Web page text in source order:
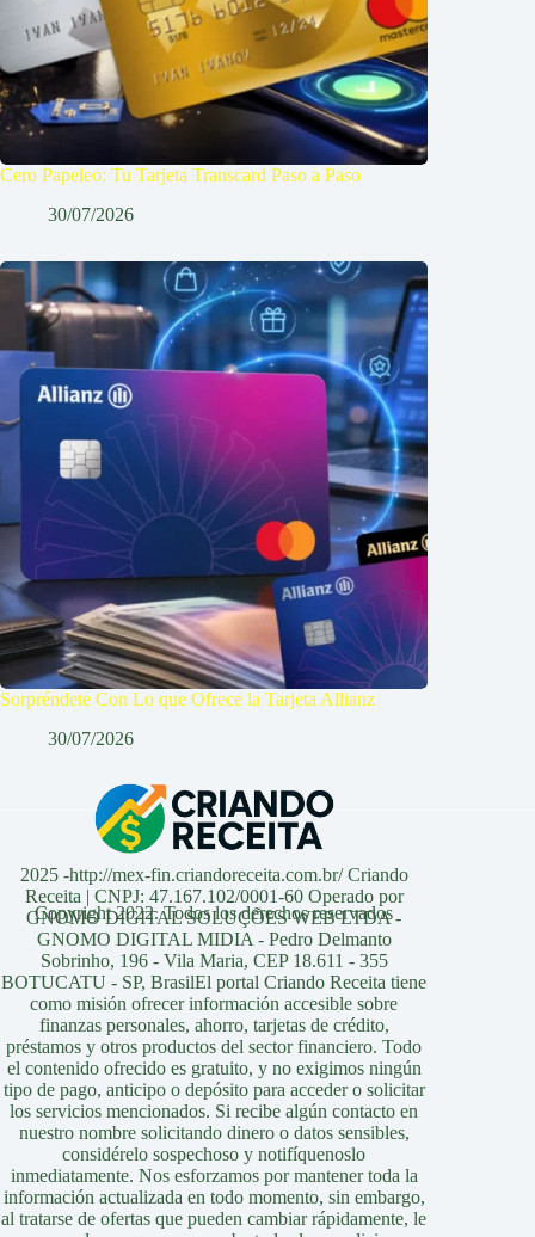
Cero Papeleo: Tu Tarjeta Transcard Paso a Paso
30/07/2026
Sorpréndete Con Lo que Ofrece la Tarjeta Allianz
30/07/2026
Copyright 2022. Todos los derechos reservados
2025 -http://mex-fin.criandoreceita.com.br/ Criando
Receita | CNPJ: 47.167.102/0001-60 Operado por
GNOMO DIGITAL SOLUÇÕES WEB LTDA -
GNOMO DIGITAL MIDIA - Pedro Delmanto
Sobrinho, 196 - Vila Maria, CEP 18.611 - 355
BOTUCATU - SP, BrasilEl portal Criando Receita tiene
como misión ofrecer información accesible sobre
finanzas personales, ahorro, tarjetas de crédito,
préstamos y otros productos del sector financiero. Todo
el contenido ofrecido es gratuito, y no exigimos ningún
tipo de pago, anticipo o depósito para acceder o solicitar
los servicios mencionados. Si recibe algún contacto en
nuestro nombre solicitando dinero o datos sensibles,
considérelo sospechoso y notifíquenoslo
inmediatamente. Nos esforzamos por mantener toda la
información actualizada en todo momento, sin embargo,
al tratarse de ofertas que pueden cambiar rápidamente, le